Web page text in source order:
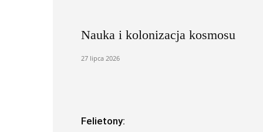
Nauka i kolonizacja kosmosu
27 lipca 2026
Felietony: